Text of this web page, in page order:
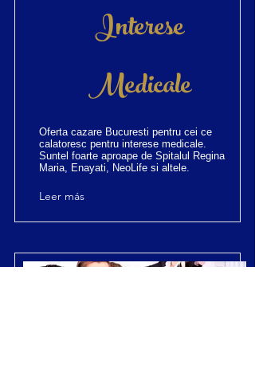
Interese
Medicale
Oferta cazare Bucuresti pentru cei ce
calatoresc pentru interese medicale.
Suntel foarte aproape de Spitalul Regina
Maria, Enayati, NeoLife si altele.
Leer más